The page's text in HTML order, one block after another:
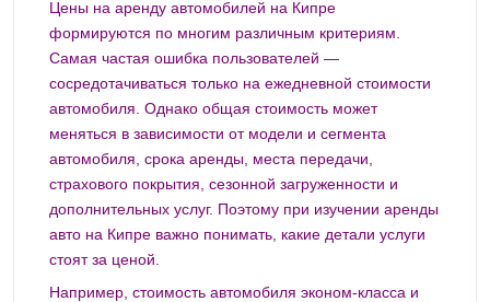
Цены на аренду автомобилей на Кипре
формируются по многим различным критериям.
Самая частая ошибка пользователей —
сосредотачиваться только на ежедневной стоимости
автомобиля. Однако общая стоимость может
меняться в зависимости от модели и сегмента
автомобиля, срока аренды, места передачи,
страхового покрытия, сезонной загруженности и
дополнительных услуг. Поэтому при изучении аренды
авто на Кипре важно понимать, какие детали услуги
стоят за ценой.
Например, стоимость автомобиля эконом-класса и